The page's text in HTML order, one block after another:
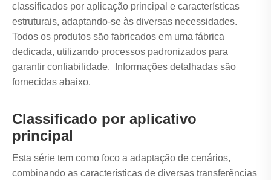
classificados por aplicação principal e características
estruturais, adaptando-se às diversas necessidades.
Todos os produtos são fabricados em uma fábrica
dedicada, utilizando processos padronizados para
garantir confiabilidade. Informações detalhadas são
fornecidas abaixo.
Classificado por aplicativo
principal
Esta série tem como foco a adaptação de cenários,
combinando as características de diversas transferências